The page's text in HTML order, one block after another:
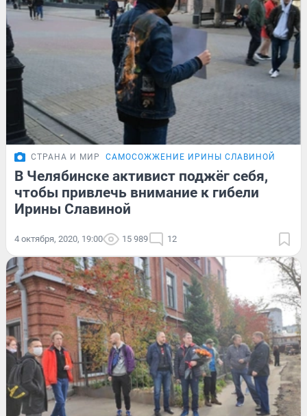
СТРАНА И МИР САМОСОЖЖЕНИЕ ИРИНЫ СЛАВИНОЙ
В Челябинске активист поджёг себя,
чтобы привлечь внимание к гибели
Ирины Славиной
4 октября, 2020, 19:00 15 989 12